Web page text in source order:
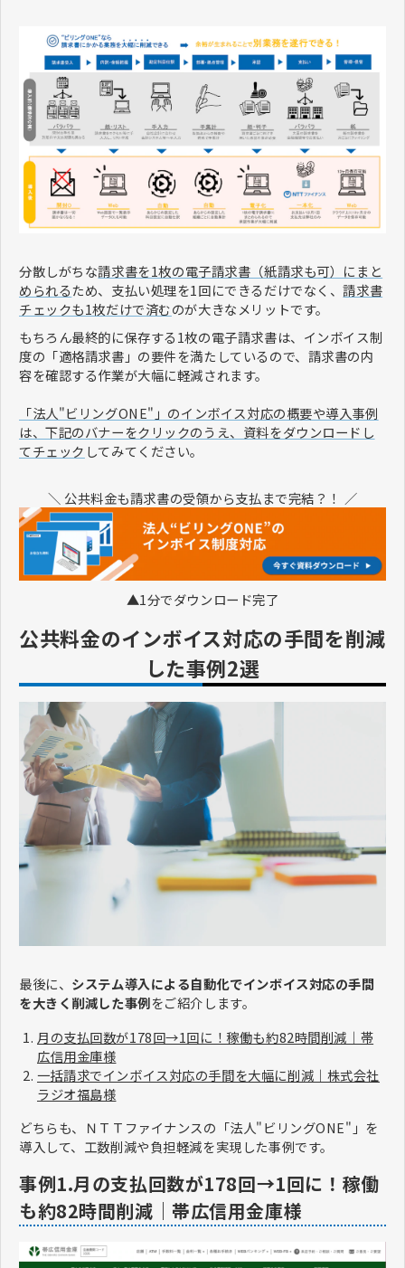
分散しがちな請求書を1枚の電子請求書（紙請求も可）にまと
められるため、支払い処理を1回にできるだけでなく、請求書
チェックも1枚だけで済むのが大きなメリットです。
もちろん最終的に保存する1枚の電子請求書は、インボイス制
度の「適格請求書」の要件を満たしているので、請求書の内
容を確認する作業が大幅に軽減されます。
「法人"ビリングONE"」のインボイス対応の概要や導入事例
は、下記のバナーをクリックのうえ、資料をダウンロードし
てチェック してみてください。
＼ 公共料金も請求書の受領から支払まで完結？！ ／
▲1分でダウンロード完了
公共料金のインボイス対応の手間を削減
した事例2選
最後に、 システム導入による自動化でインボイス対応の手間
を大きく削減した事例をご紹介します。
月の支払回数が178回→1回に！稼働も約82時間削減｜帯
広信用金庫様
一括請求でインボイス対応の手間を大幅に削減｜株式会社
ラジオ福島様
どちらも、ＮＴＴファイナンスの「法人"ビリングONE"」を
導入して、工数削減や負担軽減を実現した事例です。
事例1.月の支払回数が178回→1回に！稼働
も約82時間削減｜帯広信用金庫様